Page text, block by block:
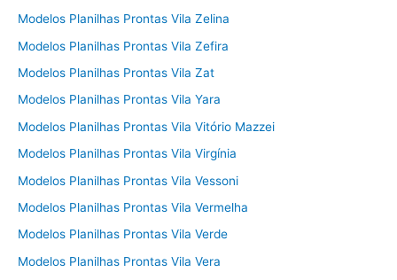
Modelos Planilhas Prontas Vila Zelina
Modelos Planilhas Prontas Vila Zefira
Modelos Planilhas Prontas Vila Zat
Modelos Planilhas Prontas Vila Yara
Modelos Planilhas Prontas Vila Vitório Mazzei
Modelos Planilhas Prontas Vila Virgínia
Modelos Planilhas Prontas Vila Vessoni
Modelos Planilhas Prontas Vila Vermelha
Modelos Planilhas Prontas Vila Verde
Modelos Planilhas Prontas Vila Vera